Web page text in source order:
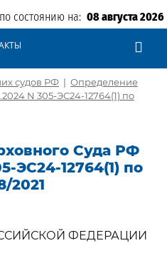
состоянию на: 08 августа 2026
судов РФ | Определение
N 305-ЭС24-12764(1) по
Суда РФ
ЭС24-12764(1) по
2021
ФЕДЕРАЦИИ